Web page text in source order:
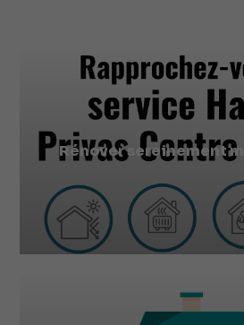
Rénover sereinement